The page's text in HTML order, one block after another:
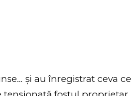
și au înregistrat ceva ce